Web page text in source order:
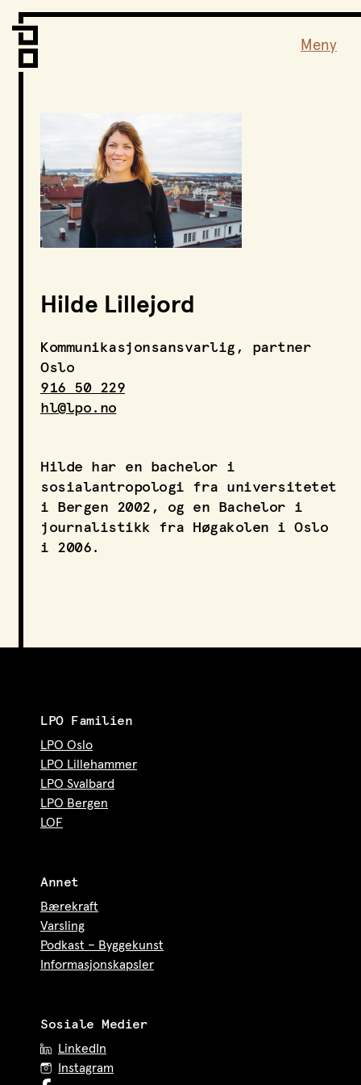
Meny
Vi er LPO
Hva vi gjør
Prosjekter
Nyheter
Kontakt
LPO Lillehammer
LPO Svalbard
LPO Bergen
LOF
Hilde Lillejord
Kommunikasjonsansvarlig, partner
Oslo
916 50 229
hl@lpo.no
Hilde har en bachelor i
sosialantropologi fra universitetet
i Bergen 2002, og en Bachelor i
journalistikk fra Høgakolen i Oslo
i 2006.
LPO Familien
LPO Oslo
LPO Lillehammer
LPO Svalbard
LPO Bergen
LOF
Annet
Bærekraft
Varsling
Podkast – Byggekunst
Informasjonskapsler
Sosiale Medier
LinkedIn
Instagram